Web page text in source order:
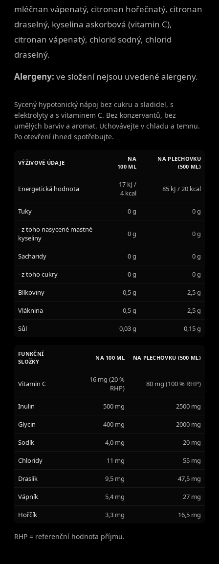
mléčnan vápenatý, citronan hořečnatý, citronan
draselný, kyselina askorbová (vitamin C),
citronan vápenatý, chlorid sodný, chlorid
draselný.
Alergeny: ve složení nejsou uvedené alergeny.
Sycený hypotonický nápoj bez cukru a sladidel, s
elektrolyty a s vitaminem C. Bez konzervantů, bez
umělých barviv a aromat. Uchovávejte v chladu a temnu.
Po otevření ihned spotřebujte.
VÝŽIVOVÉ ÚDAJE
NA
100 ML
NA PLECHOVKU
(500 ML)
Energetická hodnota
17 kJ /
4 kcal
85 kJ / 20 kcal
Tuky 0 g 0 g
- z toho nasycené mastné
kyseliny
0 g 0 g
Sacharidy 0 g 0 g
- z toho cukry 0 g 0 g
Bílkoviny 0,5 g 2,5 g
Vláknina 0,5 g 2,5 g
Sůl 0,03 g 0,15 g
FUNKČNÍ
SLOŽKY
NA 100 ML NA PLECHOVKU (500 ML)
Vitamin C
16 mg (20 %
RHP)
80 mg (100 % RHP)
Inulin 500 mg 2500 mg
Glycin 400 mg 2000 mg
Sodík 4,0 mg 20 mg
Chloridy 11 mg 55 mg
Draslík 9,5 mg 47,5 mg
Vápník 5,4 mg 27 mg
Hořčík 3,3 mg 16,5 mg
RHP = referenční hodnota příjmu.